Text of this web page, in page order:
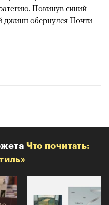
Покинув синий
джинн обернулся Почти
Что почитать: